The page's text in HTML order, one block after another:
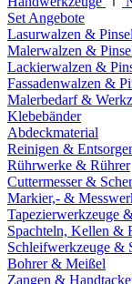
Set Angebote
Lasurwalzen & Pinsel
Malerwalzen &
Lackierwalzen &
Fassadenwalzen &
Malerbedarf &
Klebebänder
Abdeckmaterial
Reinigen &
Rührwerke & Rührer
Cuttermesser &
Markier,- &
Tapezierwerkzeuge
Spachteln, Kellen &
Schleifwerkzeuge &
Bohrer & Meißel
Zangen &